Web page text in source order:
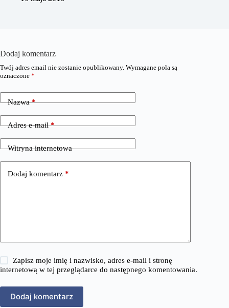
Dodaj komentarz
Twój adres email nie zostanie opublikowany. Wymagane pola są
oznaczone *
Nazwa*
Adres e-mail*
Witryna internetowa
Dodaj komentarz *
Zapisz moje imię i nazwisko, adres e-mail i stronę
internetową w tej przeglądarce do następnego komentowania.
Dodaj komentarz